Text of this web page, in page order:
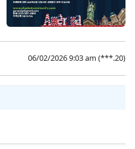
06/02/2026 9:03 am (***.20)